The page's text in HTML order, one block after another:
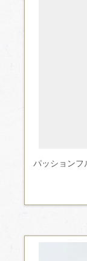
パッションフ